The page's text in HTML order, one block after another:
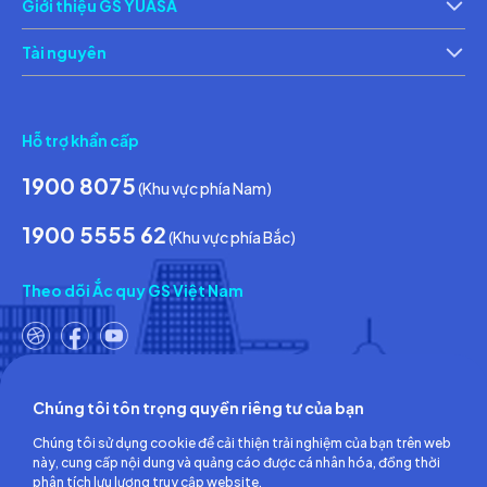
Giới thiệu GS YUASA
Tài nguyên
Hỗ trợ khẩn cấp
1900 8075(Khu vực phía Nam)
1900 5555 62(Khu vực phía Bắc)
Theo dõi Ắc quy GS Việt Nam
Công ty TNHH Ắc quy GS Việt Nam
Số 18, đường số 3, KCN Việt Nam-Singapore,
Phường Bình Hòa, TP.Hồ Chí Minh, Việt Nam
Chúng tôi tôn trọng quyền riêng tư của bạn
Chúng tôi sử dụng cookie để cải thiện trải nghiệm của bạn trên web
này, cung cấp nội dung và quảng cáo được cá nhân hóa, đồng thời
phân tích lưu lượng truy cập website.